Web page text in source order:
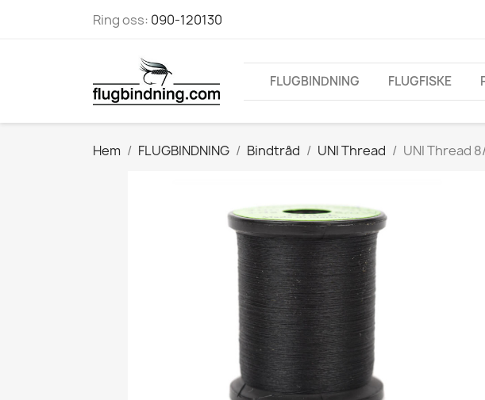
Ring oss: 090-120130
FLUGBINDNING FLUGFISKE
Hem FLUGBINDNING Bindtråd UNI Thread UNI Thread